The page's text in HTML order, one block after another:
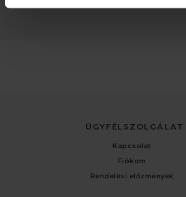
ÜGYFÉLSZOLGÁLAT
Kapcsolat
Fiókom
Rendelési előzmények